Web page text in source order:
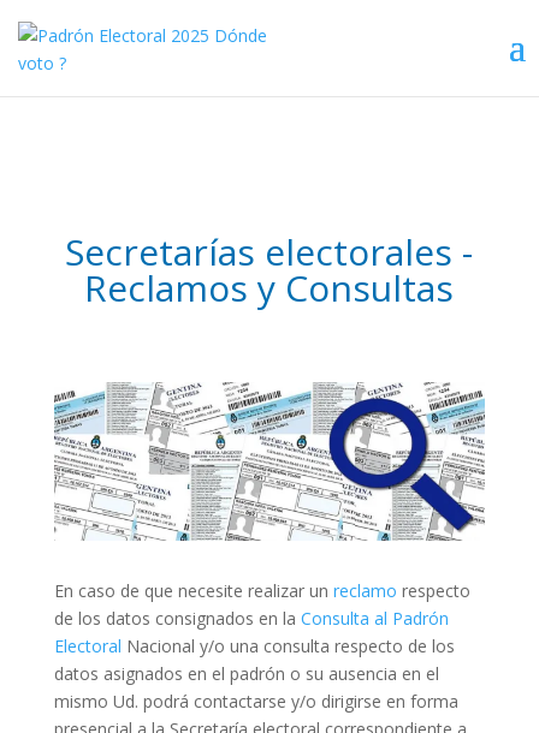
Secretarías electorales -
Reclamos y Consultas
En caso de que necesite realizar un reclamo respecto
de los datos consignados en la Consulta al Padrón
Electoral Nacional y/o una consulta respecto de los
datos asignados en el padrón o su ausencia en el
mismo Ud. podrá contactarse y/o dirigirse en forma